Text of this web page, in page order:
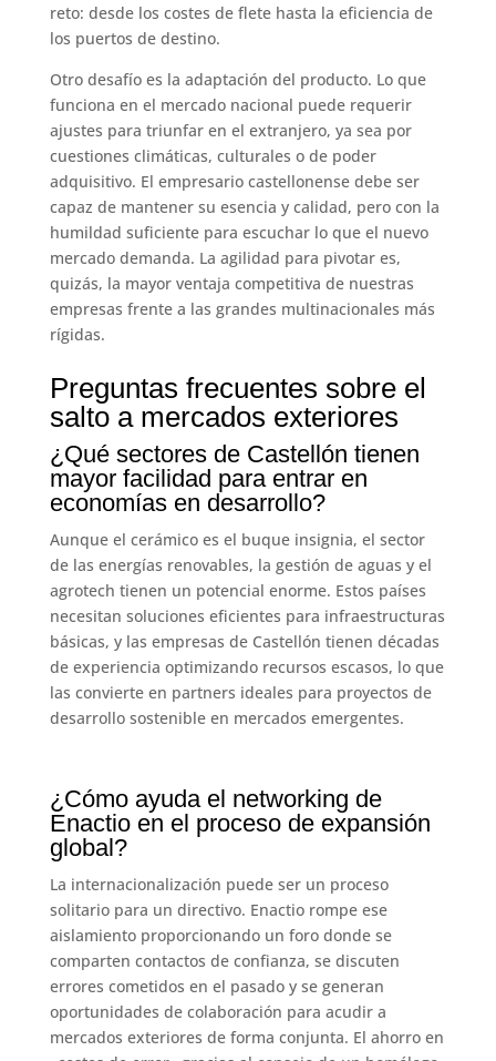
reto: desde los costes de flete hasta la eficiencia de
los puertos de destino.
Otro desafío es la adaptación del producto. Lo que
funciona en el mercado nacional puede requerir
ajustes para triunfar en el extranjero, ya sea por
cuestiones climáticas, culturales o de poder
adquisitivo. El empresario castellonense debe ser
capaz de mantener su esencia y calidad, pero con la
humildad suficiente para escuchar lo que el nuevo
mercado demanda. La agilidad para pivotar es,
quizás, la mayor ventaja competitiva de nuestras
empresas frente a las grandes multinacionales más
rígidas.
Preguntas frecuentes sobre el
salto a mercados exteriores
¿Qué sectores de Castellón tienen
mayor facilidad para entrar en
economías en desarrollo?
Aunque el cerámico es el buque insignia, el sector
de las energías renovables, la gestión de aguas y el
agrotech tienen un potencial enorme. Estos países
necesitan soluciones eficientes para infraestructuras
básicas, y las empresas de Castellón tienen décadas
de experiencia optimizando recursos escasos, lo que
las convierte en partners ideales para proyectos de
desarrollo sostenible en mercados emergentes.
¿Cómo ayuda el networking de
Enactio en el proceso de expansión
global?
La internacionalización puede ser un proceso
solitario para un directivo. Enactio rompe ese
aislamiento proporcionando un foro donde se
comparten contactos de confianza, se discuten
errores cometidos en el pasado y se generan
oportunidades de colaboración para acudir a
mercados exteriores de forma conjunta. El ahorro en